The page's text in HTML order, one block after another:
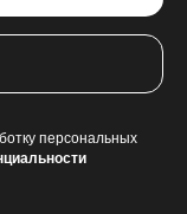
персональных